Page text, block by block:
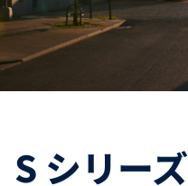
S シリーズ